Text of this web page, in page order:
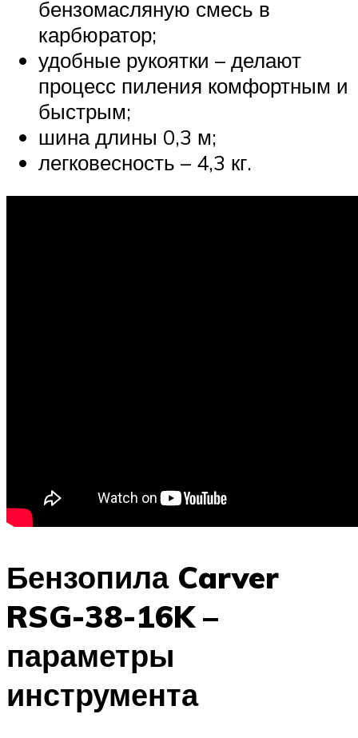
бензомасляную смесь в
карбюратор;
удобные рукоятки – делают
процесс пиления комфортным и
быстрым;
шина длины 0,3 м;
легковесность – 4,3 кг.
Бензопила Carver
RSG-38-16K –
параметры
инструмента